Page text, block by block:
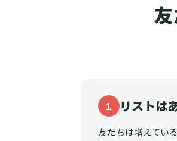
1 リストは
友だちは増えてい